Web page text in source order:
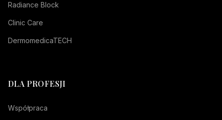
Radiance Block
Clinic Care
DermomedicaTECH
DLA PROFESJI
Współpraca